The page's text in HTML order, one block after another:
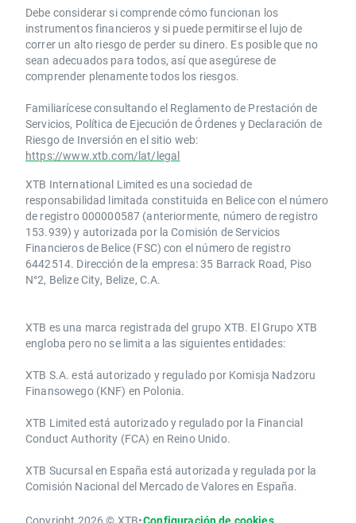
Debe considerar si comprende cómo funcionan los
instrumentos financieros y si puede permitirse el lujo de
correr un alto riesgo de perder su dinero. Es posible que no
sean adecuados para todos, así que asegúrese de
comprender plenamente todos los riesgos.
Familiarícese consultando el Reglamento de Prestación de
Servicios, Política de Ejecución de Órdenes y Declaración de
Riesgo de Inversión en el sitio web:
https://www.xtb.com/lat/legal
XTB International Limited es una sociedad de
responsabilidad limitada constituida en Belice con el número
de registro 000000587 (anteriormente, número de registro
153.939) y autorizada por la Comisión de Servicios
Financieros de Belice (FSC) con el número de registro
6442514. Dirección de la empresa: 35 Barrack Road, Piso
N°2, Belize City, Belize, C.A.
​​XTB es una marca registrada del grupo XTB. El Grupo XTB
engloba pero no se limita a las siguientes entidades:
XTB S.A.​ está autorizado y regulado por Komisja Nadzoru
Finansowego (KNF) ​en Polonia.
XTB Limited ​está autorizado y regulado por la ​Financial
Conduct Authority ​(FCA) en ​​Reino Unido.
XTB Sucursal en España está autorizada y regulada por la
Comisión Nacional del Mercado de Valores en España.